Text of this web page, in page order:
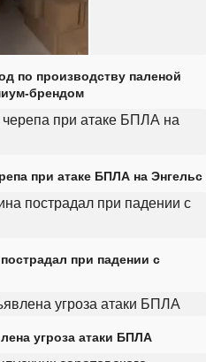
по производству паленой
брендом
при атаке БПЛА на Энгельс
при падении с
угроза атаки БПЛА